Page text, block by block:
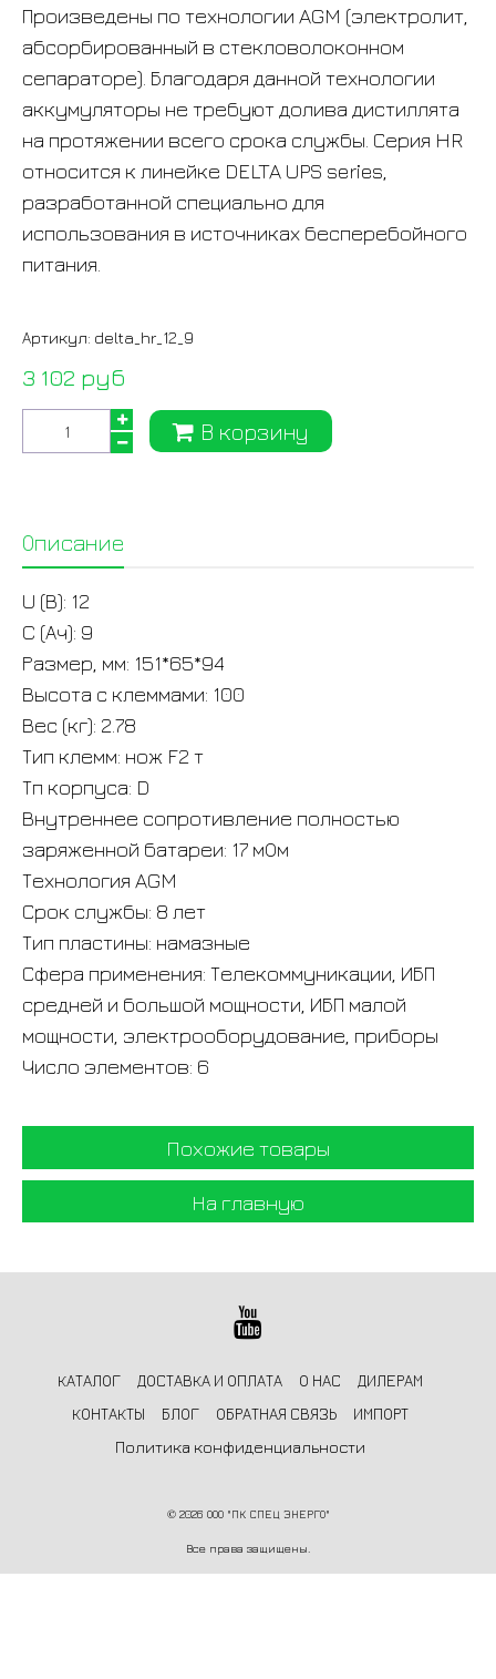
Произведены по технологии AGM (электролит,
абсорбированный в стекловолоконном
сепараторе). Благодаря данной технологии
аккумуляторы не требуют долива дистиллята
на протяжении всего срока службы. Серия HR
относится к линейке DELTA UPS series,
разработанной специально для
использования в источниках бесперебойного
питания.
Артикул: delta_hr_12_9
3 102 руб
В корзину
Описание
U (В): 12
C (Ач): 9
Размер, мм: 151*65*94
Высота с клеммами: 100
Вес (кг): 2.78
Тип клемм: нож F2 т
Тп корпуса: D
Внутреннее сопротивление полностью
заряженной батареи: 17 мОм
Технология AGM
Срок службы: 8 лет
Тип пластины: намазные
Сфера применения: Телекоммуникации, ИБП
средней и большой мощности, ИБП малой
мощности, электрооборудование, приборы
Число элементов: 6
Похожие товары
На главную
КАТАЛОГ ДОСТАВКА И ОПЛАТА О НАС
ДИЛЕРАМ
КОНТАКТЫ
БЛОГ ОБРАТНАЯ СВЯЗЬ
ИМПОРТ
Политика конфиденциальности
© 2026 ООО "ПК СПЕЦ ЭНЕРГО"
Все права защищены.